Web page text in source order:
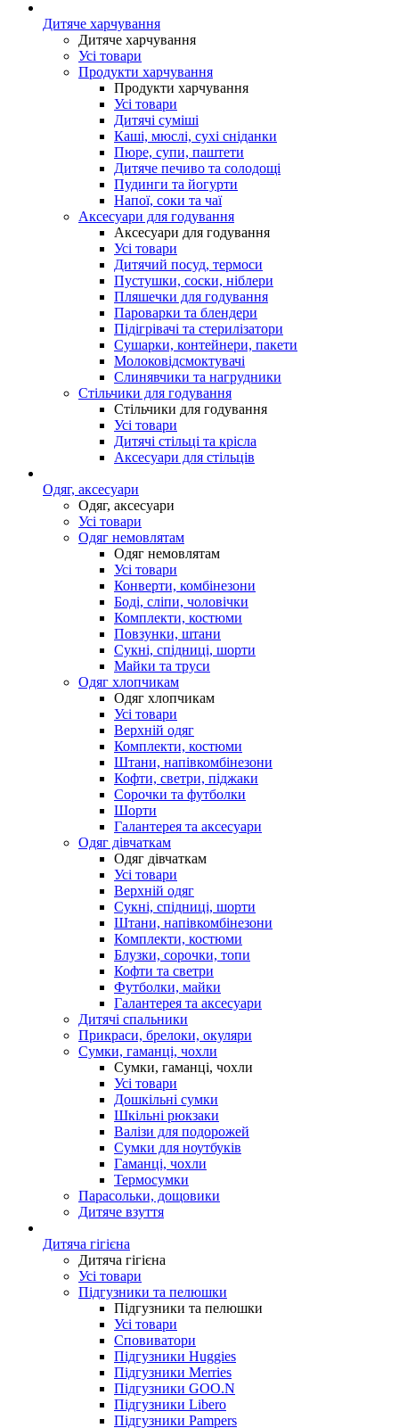
Дитяче харчування
Дитяче харчування
Усі товари
Продукти харчування
Продукти харчування
Усі товари
Дитячі суміші
Каші, мюслі, сухі сніданки
Пюре, супи, паштети
Дитяче печиво та солодощі
Пудинги та йогурти
Напої, соки та чаї
Аксесуари для годування
Аксесуари для годування
Усі товари
Дитячий посуд, термоси
Пустушки, соски, ніблери
Пляшечки для годування
Пароварки та блендери
Підігрівачі та стерилізатори
Сушарки, контейнери, пакети
Молоковідсмоктувачі
Слинявчики та нагрудники
Стільчики для годування
Стільчики для годування
Усі товари
Дитячі стільці та крісла
Аксесуари для стільців
Одяг, аксесуари
Одяг, аксесуари
Усі товари
Одяг немовлятам
Одяг немовлятам
Усі товари
Конверти, комбінезони
Боді, сліпи, чоловічки
Комплекти, костюми
Повзунки, штани
Сукні, спідниці, шорти
Майки та труси
Одяг хлопчикам
Одяг хлопчикам
Усі товари
Верхній одяг
Комплекти, костюми
Штани, напівкомбінезони
Кофти, светри, піджаки
Сорочки та футболки
Шорти
Галантерея та аксесуари
Одяг дівчаткам
Одяг дівчаткам
Усі товари
Верхній одяг
Сукні, спідниці, шорти
Штани, напівкомбінезони
Комплекти, костюми
Блузки, сорочки, топи
Кофти та светри
Футболки, майки
Галантерея та аксесуари
Дитячі спальники
Прикраси, брелоки, окуляри
Сумки, гаманці, чохли
Сумки, гаманці, чохли
Усі товари
Дошкільні сумки
Шкільні рюкзаки
Валізи для подорожей
Сумки для ноутбуків
Гаманці, чохли
Термосумки
Парасольки, дощовики
Дитяче взуття
Дитяча гігієна
Дитяча гігієна
Усі товари
Підгузники та пелюшки
Підгузники та пелюшки
Усі товари
Сповиватори
Підгузники Huggies
Підгузники Merries
Підгузники GOO.N
Підгузники Libero
Підгузники Pampers